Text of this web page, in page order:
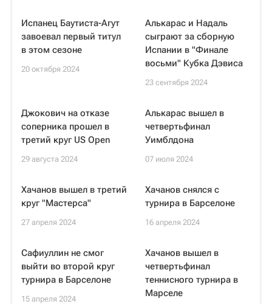
Испанец Баутиста-Агут
завоевал первый титул
в этом сезоне
20 октября 2024
Алькарас и Надаль
сыграют за сборную
Испании в "Финале
восьми" Кубка Дэвиса
23 сентября 2024
Джокович на отказе
соперника прошел в
третий круг US Open
29 августа 2024
Алькарас вышел в
четвертьфинал
Уимблдона
07 июля 2024
Хачанов вышел в третий
круг "Мастерса"
27 апреля 2024
Хачанов снялся с
турнира в Барселоне
16 апреля 2024
Сафиуллин не смог
выйти во второй круг
турнира в Барселоне
15 апреля 2024
Хачанов вышел в
четвертьфинал
теннисного турнира в
Марселе